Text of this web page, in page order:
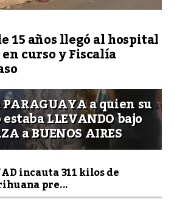
15 años llegó al hospital
curso y Fiscalía
PARAGUAYA a quien su
LLEVANDO bajo
a BUENOS AIRES
incauta 311 kilos de
pre...